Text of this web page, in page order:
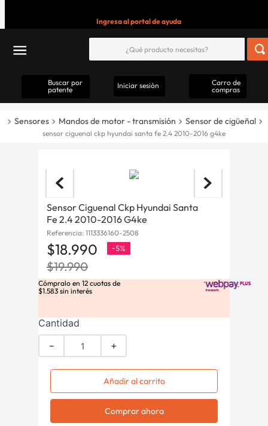
Ingresa al portal de ayuda
Buscar por
patente
Iniciar sesión
Carro de
compras
Sensores Mandos de motor - transmisión Sensor de cigüeñal
sensor ciguenal ckp hyundai santa fe 2.4 2010-2016 g4ke
Sensor Ciguenal Ckp Hyundai Santa
Fe 2.4 2010-2016 G4ke
Referencia: 1113336160-2508
$18.990 -5%
$19.990
Cómpralo en 12 cuotas de
$1.583 sin interés
Cantidad
＋
－
Añadir al carrito
Comprar ahora